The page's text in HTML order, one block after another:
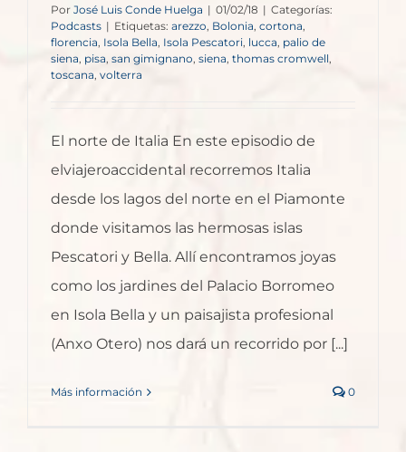
Por José Luis Conde Huelga | 01/02/18 | Categorías:
Podcasts | Etiquetas: arezzo, Bolonia, cortona,
florencia, Isola Bella, Isola Pescatori, lucca, palio de
siena, pisa, san gimignano, siena, thomas cromwell,
toscana, volterra
El norte de Italia En este episodio de
elviajeroaccidental recorremos Italia
desde los lagos del norte en el Piamonte
donde visitamos las hermosas islas
Pescatori y Bella. Allí encontramos joyas
como los jardines del Palacio Borromeo
en Isola Bella y un paisajista profesional
(Anxo Otero) nos dará un recorrido por [...]
Más información 0